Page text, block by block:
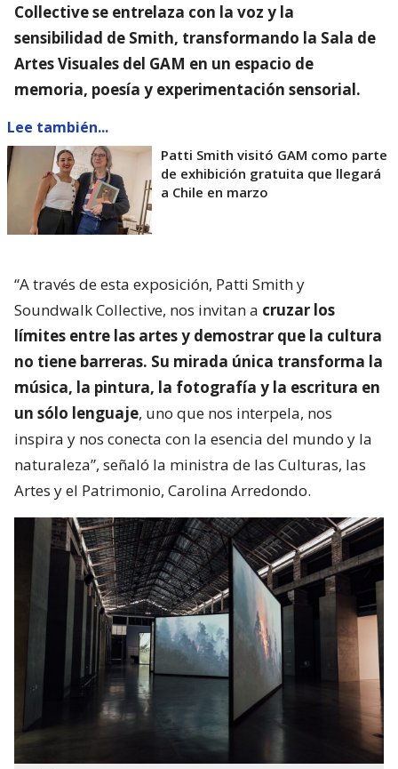
Collective se entrelaza con la voz y la
sensibilidad de Smith, transformando la Sala de
Artes Visuales del GAM en un espacio de
memoria, poesía y experimentación sensorial.
Lee también...
Patti Smith visitó GAM como parte
de exhibición gratuita que llegará
a Chile en marzo
“A través de esta exposición, Patti Smith y
Soundwalk Collective, nos invitan a cruzar los
límites entre las artes y demostrar que la cultura
no tiene barreras. Su mirada única transforma la
música, la pintura, la fotografía y la escritura en
un sólo lenguaje, uno que nos interpela, nos
inspira y nos conecta con la esencia del mundo y la
naturaleza”, señaló la ministra de las Culturas, las
Artes y el Patrimonio, Carolina Arredondo.